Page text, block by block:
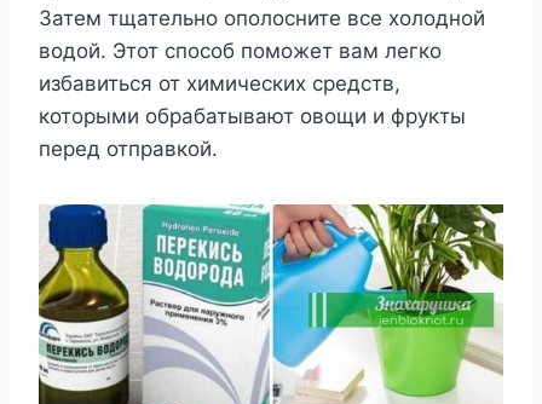
Затем тщательно ополосните все холодной
водой. Этот способ поможет вам легко
избавиться от химических средств,
которыми обрабатывают овощи и фрукты
перед отправкой.